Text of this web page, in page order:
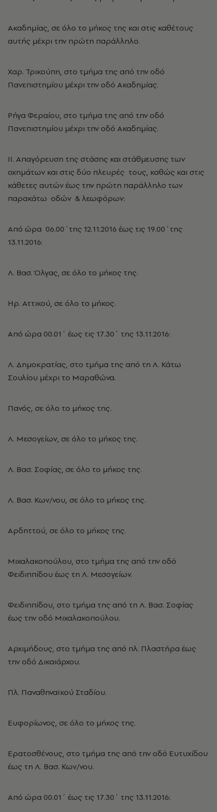
Ακαδημίας, σε όλο το μήκος της και στις καθέτους
αυτής μέχρι την πρώτη παράλληλο.
Χαρ. Τρικούπη, στο τμήμα της από την οδό
Πανεπιστημίου μέχρι την οδό Ακαδημίας.
Ρήγα Φεραίου, στο τμήμα της από την οδό
Πανεπιστημίου μέχρι την οδό Ακαδημίας.
ΙΙ. Απαγόρευση της στάσης και στάθμευσης των
οχημάτων και στις δύο πλευρές τους, καθώς και στις
κάθετες αυτών έως την πρώτη παράλληλο των
παρακάτω οδών & λεωφόρων:
Από ώρα 06.00΄της 12.11.2016 έως τις 19.00΄της
13.11.2016:
Λ. Βασ. Όλγας, σε όλο το μήκος της.
Ηρ. Αττικού, σε όλο το μήκος.
Από ώρα 00.01΄ έως τις 17.30΄ της 13.11.2016:
Λ. Δημοκρατίας, στο τμήμα της από τη Λ. Κάτω
Σουλίου μέχρι το Μαραθώνα.
Πανός, σε όλο το μήκος της.
Λ. Μεσογείων, σε όλο το μήκος της.
Λ. Βασ. Σοφίας, σε όλο το μήκος της.
Λ. Βασ. Κων/νου, σε όλο το μήκος της.
Αρδηττού, σε όλο το μήκος της.
Μιχαλακοπούλου, στο τμήμα της από την οδό
Φειδιππίδου έως τη Λ. Μεσογείων.
Φειδιππίδου, στο τμήμα της από τη Λ. Βασ. Σοφίας
έως την οδό Μιχαλακοπούλου.
Αρχιμήδους, στο τμήμα της από πλ. Πλαστήρα έως
την οδό Δικαιάρχου.
Πλ. Παναθηναϊκού Σταδίου.
Ευφορίωνος, σε όλο το μήκος της.
Ερατοσθένους, στο τμήμα της από την οδό Ευτυχίδου
έως τη Λ. Βασ. Κων/νου.
Από ώρα 00.01΄ έως τις 17.30΄ της 13.11.2016: